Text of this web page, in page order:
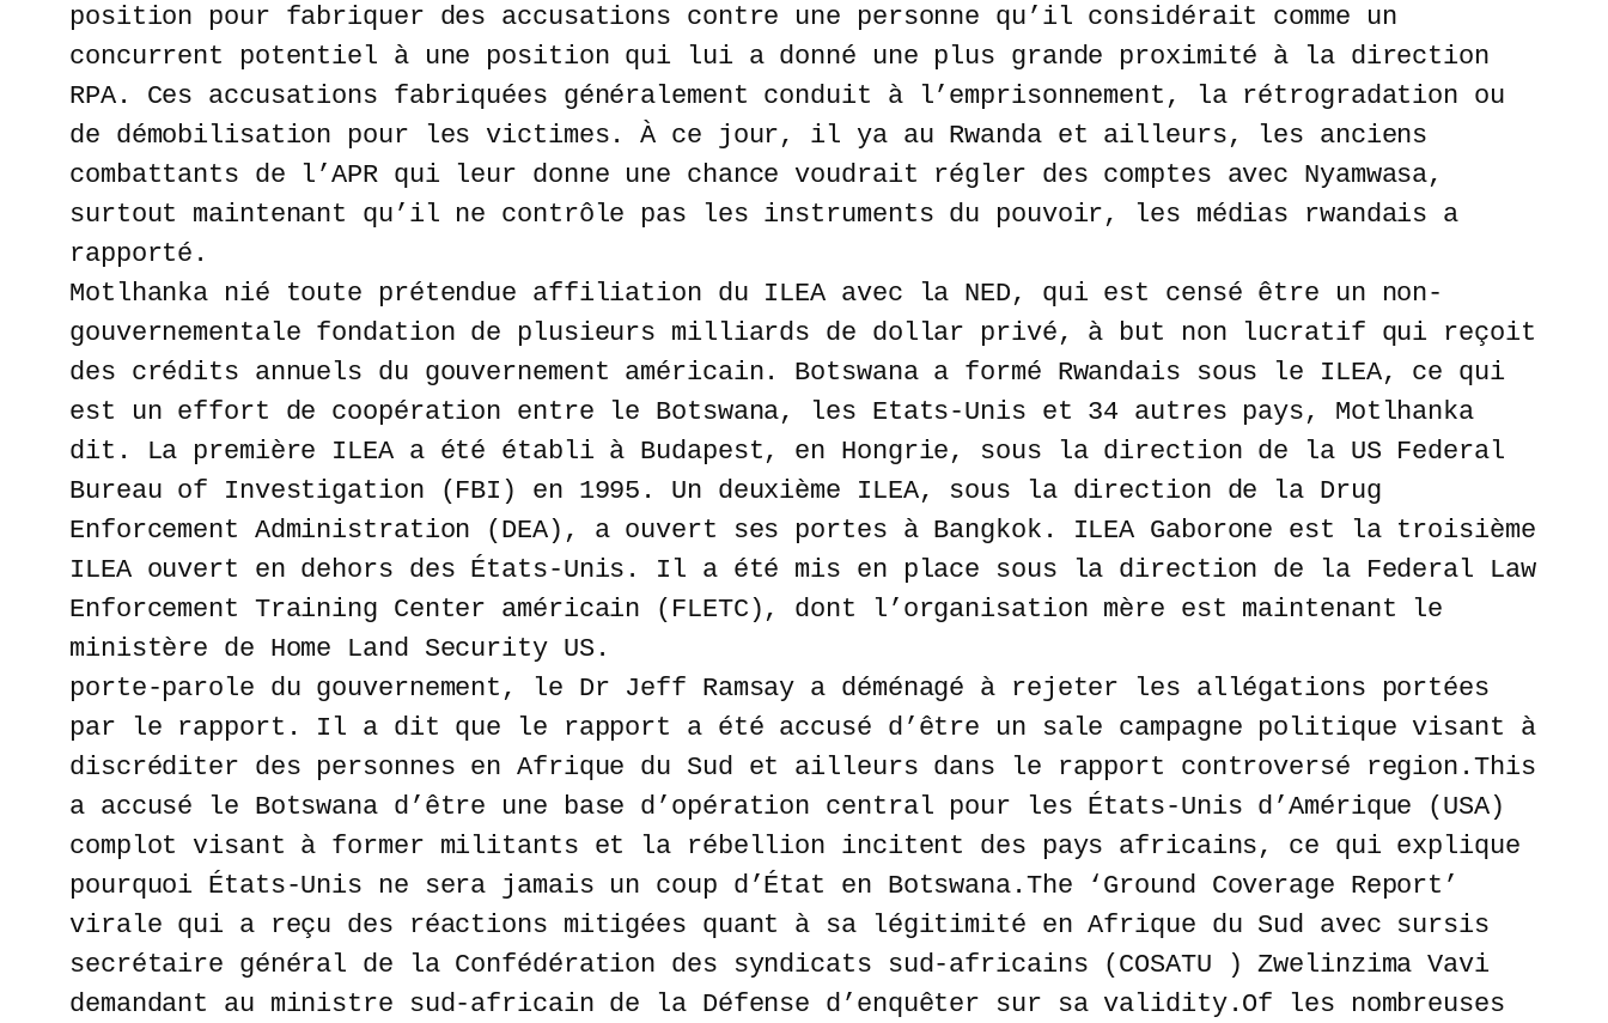
position pour fabriquer des accusations contre une personne qu’il considérait comme un
concurrent potentiel à une position qui lui a donné une plus grande proximité à la direction
RPA. Ces accusations fabriquées généralement conduit à l’emprisonnement, la rétrogradation ou
de démobilisation pour les victimes. À ce jour, il ya au Rwanda et ailleurs, les anciens
combattants de l’APR qui leur donne une chance voudrait régler des comptes avec Nyamwasa,
surtout maintenant qu’il ne contrôle pas les instruments du pouvoir, les médias rwandais a
rapporté.
Motlhanka nié toute prétendue affiliation du ILEA avec la NED, qui est censé être un non-
gouvernementale fondation de plusieurs milliards de dollar privé, à but non lucratif qui reçoit
des crédits annuels du gouvernement américain. Botswana a formé Rwandais sous le ILEA, ce qui
est un effort de coopération entre le Botswana, les Etats-Unis et 34 autres pays, Motlhanka
dit. La première ILEA a été établi à Budapest, en Hongrie, sous la direction de la US Federal
Bureau of Investigation (FBI) en 1995. Un deuxième ILEA, sous la direction de la Drug
Enforcement Administration (DEA), a ouvert ses portes à Bangkok. ILEA Gaborone est la troisième
ILEA ouvert en dehors des États-Unis. Il a été mis en place sous la direction de la Federal Law
Enforcement Training Center américain (FLETC), dont l’organisation mère est maintenant le
ministère de Home Land Security US.
porte-parole du gouvernement, le Dr Jeff Ramsay a déménagé à rejeter les allégations portées
par le rapport. Il a dit que le rapport a été accusé d’être un sale campagne politique visant à
discréditer des personnes en Afrique du Sud et ailleurs dans le rapport controversé region.This
a accusé le Botswana d’être une base d’opération central pour les États-Unis d’Amérique (USA)
complot visant à former militants et la rébellion incitent des pays africains, ce qui explique
pourquoi États-Unis ne sera jamais un coup d’État en Botswana.The ‘Ground Coverage Report’
virale qui a reçu des réactions mitigées quant à sa légitimité en Afrique du Sud avec sursis
secrétaire général de la Confédération des syndicats sud-africains (COSATU ) Zwelinzima Vavi
demandant au ministre sud-africain de la Défense d’enquêter sur sa validity.Of les nombreuses